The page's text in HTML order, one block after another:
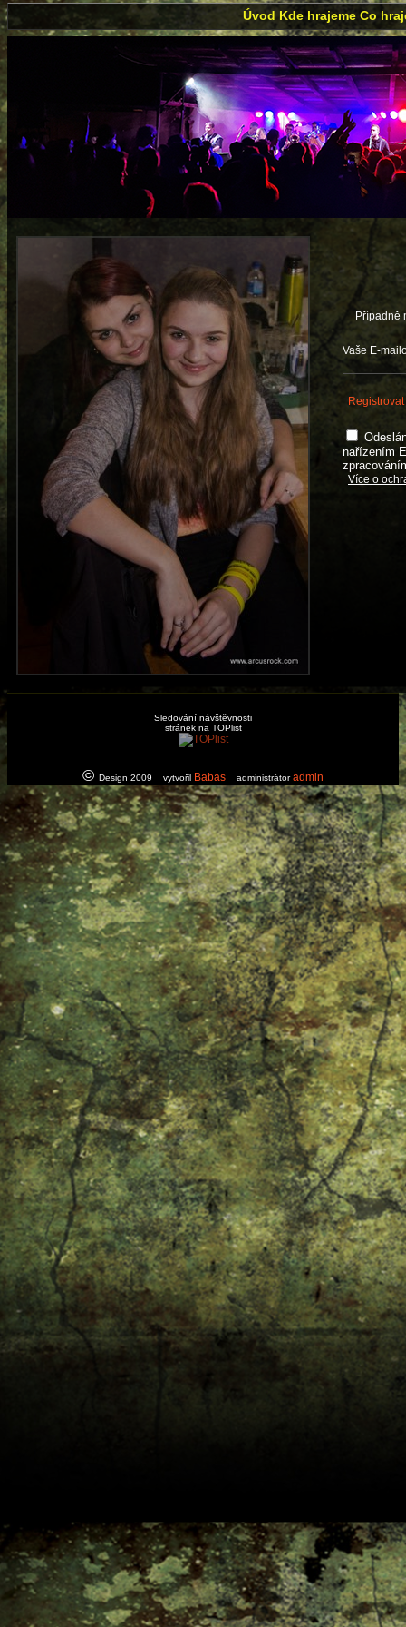
Úvod Kde hrajeme Co
Případně
Vaše E-
nařízením
Sledování návštěvnosti
stránek na TOPlist
© Design 2009 vytvořil Babas administrátoradmin